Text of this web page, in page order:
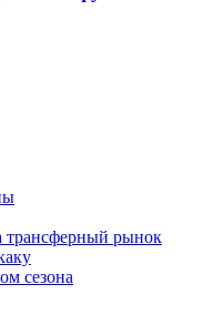
трансферный рынок
сезона